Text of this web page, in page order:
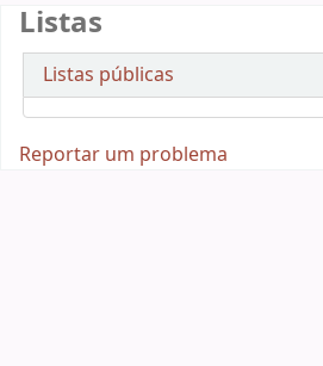
Listas
Listas públicas
Reportar um problema